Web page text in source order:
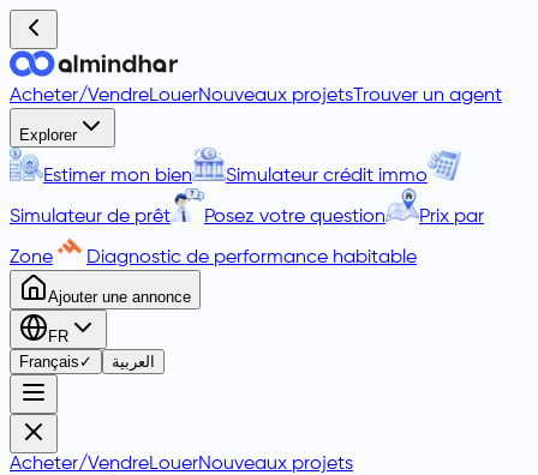
Acheter/VendreLouerNouveaux projets Trouver un agent
Explorer
Estimer mon bien Simulateur crédit immo
Simulateur de prêt Posez votre question Prix par
Zone Diagnostic de performance habitable
Ajouter une annonce
FR
Français ✓ العربية
Acheter/VendreLouerNouveaux projets